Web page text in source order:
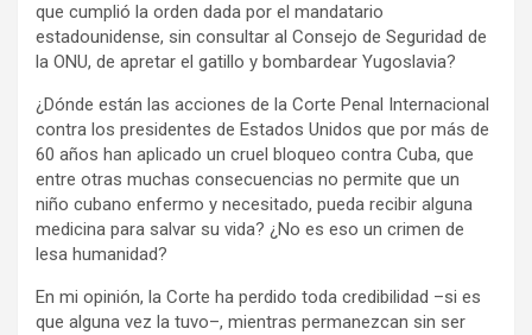
que cumplió la orden dada por el mandatario
estadounidense, sin consultar al Consejo de Seguridad de
la ONU, de apretar el gatillo y bombardear Yugoslavia?
¿Dónde están las acciones de la Corte Penal Internacional
contra los presidentes de Estados Unidos que por más de
60 años han aplicado un cruel bloqueo contra Cuba, que
entre otras muchas consecuencias no permite que un
niño cubano enfermo y necesitado, pueda recibir alguna
medicina para salvar su vida? ¿No es eso un crimen de
lesa humanidad?
En mi opinión, la Corte ha perdido toda credibilidad –si es
que alguna vez la tuvo–, mientras permanezcan sin ser